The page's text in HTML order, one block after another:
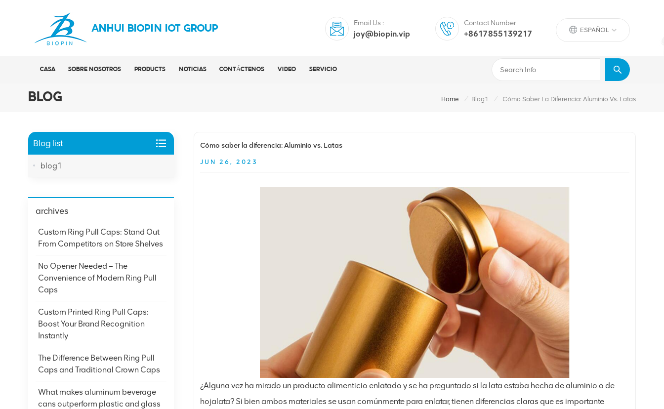
ANHUI BIOPIN IOT GROUP ESPAÑOL
Email Us :
joy@biopin.vip
Contact Number
+8617855139217
CASA SOBRE NOSOTROS PRODUCTS NOTICIAS CONTÁCTENOS VIDEO SERVICIO
BLOG Home / Blog1 / Cómo Saber La Diferencia: Aluminio Vs. Latas
Cómo saber la diferencia: Aluminio vs. Latas
JUN 26, 2023
¿Alguna vez ha mirado un producto alimenticio enlatado y se ha preguntado si la lata estaba hecha de aluminio o de
hojalata? Si bien ambos materiales se usan comúnmente para enlatar, tienen diferencias claras que es importante
Blog list
blog1
archives
Custom Ring Pull Caps: Stand Out
From Competitors on Store Shelves
No Opener Needed – The
Convenience of Modern Ring Pull
Caps
Custom Printed Ring Pull Caps:
Boost Your Brand Recognition
Instantly
The Difference Between Ring Pull
Caps and Traditional Crown Caps
What makes aluminum beverage
cans outperform plastic and glass